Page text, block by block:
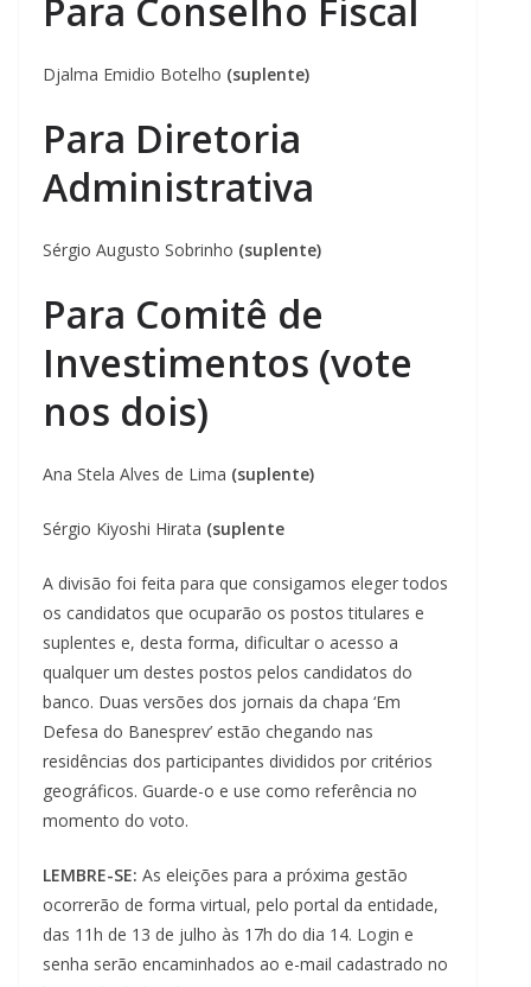
Para Conselho Fiscal
Djalma Emidio Botelho (suplente)
Para Diretoria
Administrativa
Sérgio Augusto Sobrinho (suplente)
Para Comitê de
Investimentos (vote
nos dois)
Ana Stela Alves de Lima (suplente)
Sérgio Kiyoshi Hirata (suplente
A divisão foi feita para que consigamos eleger todos
os candidatos que ocuparão os postos titulares e
suplentes e, desta forma, dificultar o acesso a
qualquer um destes postos pelos candidatos do
banco. Duas versões dos jornais da chapa ‘Em
Defesa do Banesprev’ estão chegando nas
residências dos participantes divididos por critérios
geográficos. Guarde-o e use como referência no
momento do voto.
LEMBRE-SE: As eleições para a próxima gestão
ocorrerão de forma virtual, pelo portal da entidade,
das 11h de 13 de julho às 17h do dia 14. Login e
senha serão encaminhados ao e-mail cadastrado no